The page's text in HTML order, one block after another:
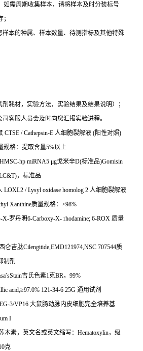
如需周期收集样本，请将样本及时分装标号
；
样本的种属、样本数量、待测指标及其他特殊
耗材，实验方法，实验结果及结果说明）；
客服人员会及时向您汇报实验进程。
CTSE / Cathepsin-E 人细胞裂解液 (阳性对照)
规格：提取含量5%以上
hp miRNA5 μg戈米辛D(标准品)Gomisin
，标准品
LOXL2 / Lysyl oxidase homolog 2 人细胞裂解液
Xanthine质量规格： >98%
-X-罗丹明6-Carboxy-X- rhodamine; 6-ROX 质量
仑吉肽Cilengitide,EMD121974,NSC 707544质
制剂
′sStain吉氏色素1克BR， 99%
acid,≥97.0% 121-34-6 25G 通用试剂
3/VP16 大鼠肠动脉内皮细胞完全培养基
I
木素，英文名或英文缩写： Hematoxylin，级
克